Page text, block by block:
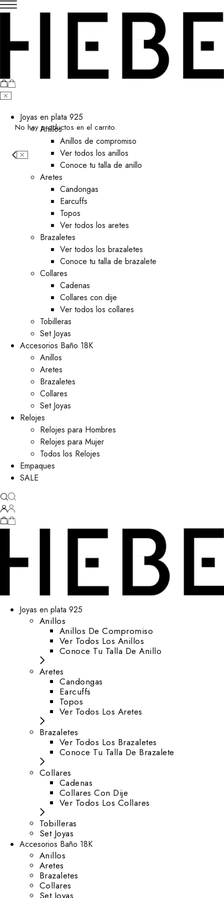
No hay productos en el carrito.
Joyas en plata 925
Anillos
Anillos de compromiso
Ver todos los anillos
Conoce tu talla de anillo
Aretes
⁠Candongas
Earcuffs
Topos
Ver todos los aretes
Brazaletes
Ver todos los brazaletes
Conoce tu talla de brazalete
Collares
Cadenas
Collares con dije
Ver todos los collares
Tobilleras
Set Joyas
Accesorios Baño 18K
Anillos
Aretes
Brazaletes
Collares
Set Joyas
Relojes
Relojes para Hombres
Relojes para Mujer
Todos los Relojes
Empaques
SALE
Joyas en plata 925
Anillos
Anillos De Compromiso
Ver Todos Los Anillos
Conoce Tu Talla De Anillo
Aretes
⁠Candongas
Earcuffs
Topos
Ver Todos Los Aretes
Brazaletes
Ver Todos Los Brazaletes
Conoce Tu Talla De Brazalete
Collares
Cadenas
Collares Con Dije
Ver Todos Los Collares
Tobilleras
Set Joyas
Accesorios Baño 18K
Anillos
Aretes
Brazaletes
Collares
Set Joyas